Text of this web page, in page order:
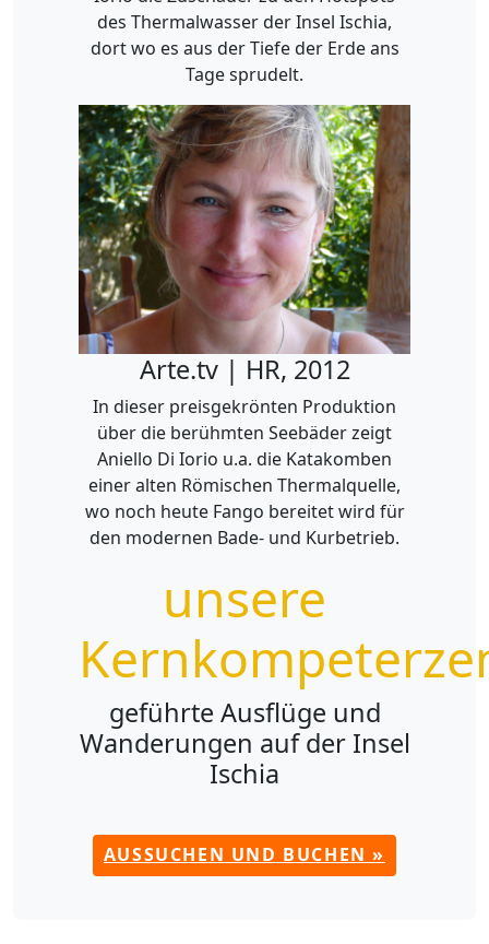
des Thermalwasser der Insel Ischia,
dort wo es aus der Tiefe der Erde ans
Tage sprudelt.
Arte.tv | HR, 2012
In dieser preisgekrönten Produktion
über die berühmten Seebäder zeigt
Aniello Di Iorio u.a. die Katakomben
einer alten Römischen Thermalquelle,
wo noch heute Fango bereitet wird für
den modernen Bade- und Kurbetrieb.
unsere
geführte Ausflüge und
Wanderungen auf der Insel
Ischia
AUSSUCHEN UND BUCHEN »